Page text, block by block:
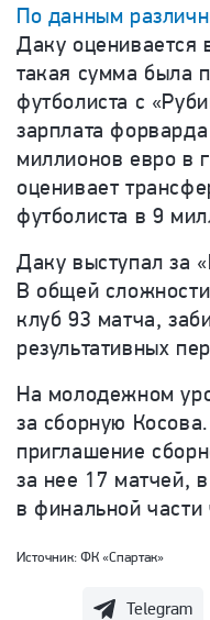
По данным
Даку
такая сумма была
футболиста с
зарплата
миллионов евро в
оценивает
футболиста в 9
Даку выступал за
В общей
клуб 93 матча,
результативных
На молодежном
за сборную
приглашение
за нее 17 матчей,
в финальной
Источник: ФК «Спартак»
Telegram